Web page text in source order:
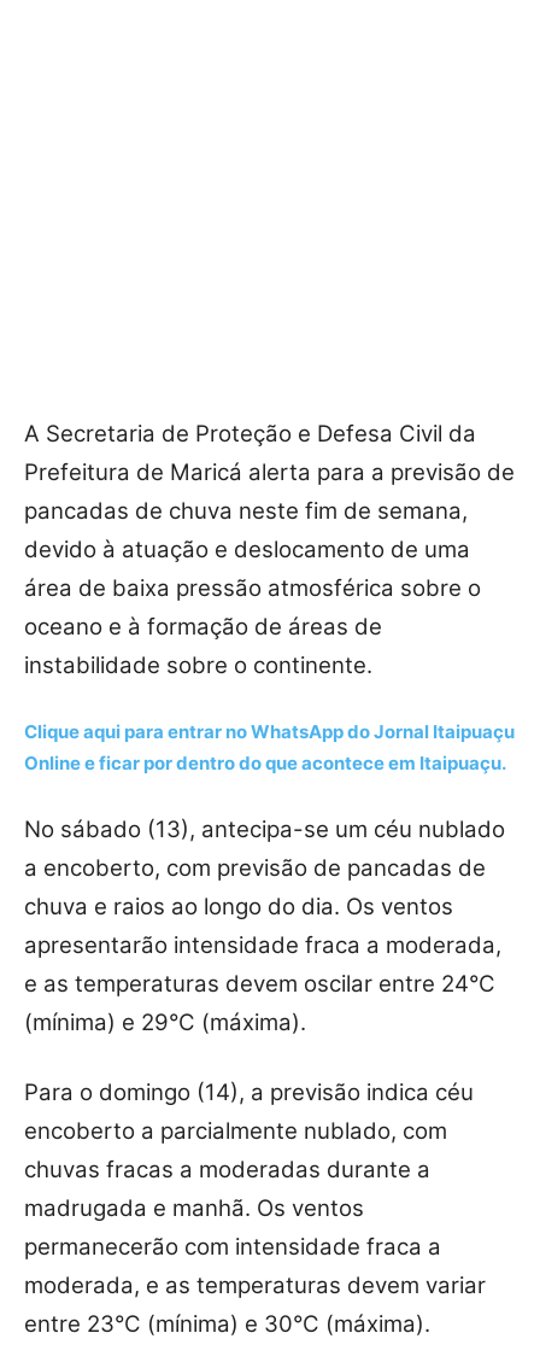
A Secretaria de Proteção e Defesa Civil da
Prefeitura de Maricá alerta para a previsão de
pancadas de chuva neste fim de semana,
devido à atuação e deslocamento de uma
área de baixa pressão atmosférica sobre o
oceano e à formação de áreas de
instabilidade sobre o continente.
Clique aqui para entrar noWhatsAppdo Jornal Itaipuaçu
Online e ficar por dentro do que acontece em Itaipuaçu.
No sábado (13), antecipa-se um céu nublado
a encoberto, com previsão de pancadas de
chuva e raios ao longo do dia. Os ventos
apresentarão intensidade fraca a moderada,
e as temperaturas devem oscilar entre 24°C
(mínima) e 29°C (máxima).
Para o domingo (14), a previsão indica céu
encoberto a parcialmente nublado, com
chuvas fracas a moderadas durante a
madrugada e manhã. Os ventos
permanecerão com intensidade fraca a
moderada, e as temperaturas devem variar
entre 23°C (mínima) e 30°C (máxima).